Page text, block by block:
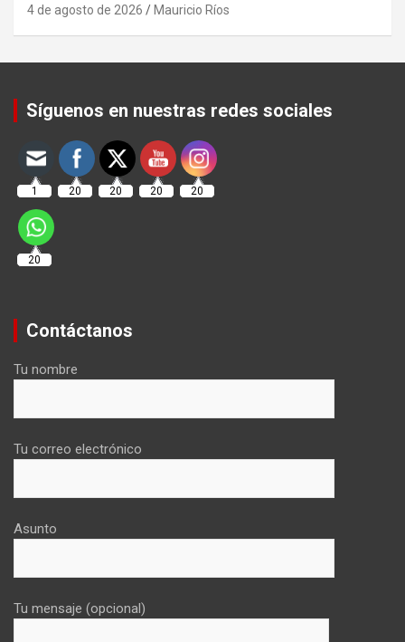
4 de agosto de 2026 Mauricio Ríos
Síguenos en nuestras redes sociales
1 20 20 20 20
20
Contáctanos
Tu nombre
Tu correo electrónico
Asunto
Tu mensaje (opcional)